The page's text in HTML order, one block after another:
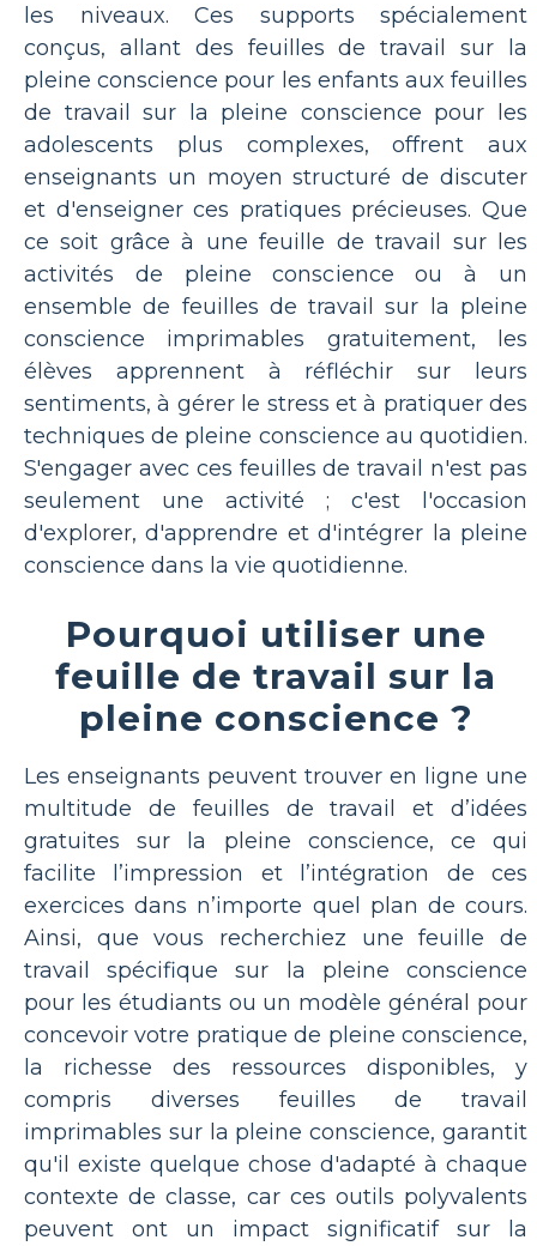
les niveaux. Ces supports spécialement
conçus, allant des feuilles de travail sur la
pleine conscience pour les enfants aux feuilles
de travail sur la pleine conscience pour les
adolescents plus complexes, offrent aux
enseignants un moyen structuré de discuter
et d'enseigner ces pratiques précieuses. Que
ce soit grâce à une feuille de travail sur les
activités de pleine conscience ou à un
ensemble de feuilles de travail sur la pleine
conscience imprimables gratuitement, les
élèves apprennent à réfléchir sur leurs
sentiments, à gérer le stress et à pratiquer des
techniques de pleine conscience au quotidien.
S'engager avec ces feuilles de travail n'est pas
seulement une activité ; c'est l'occasion
d'explorer, d'apprendre et d'intégrer la pleine
conscience dans la vie quotidienne.
Pourquoi utiliser une
feuille de travail sur la
pleine conscience ?
Les enseignants peuvent trouver en ligne une
multitude de feuilles de travail et d’idées
gratuites sur la pleine conscience, ce qui
facilite l’impression et l’intégration de ces
exercices dans n’importe quel plan de cours.
Ainsi, que vous recherchiez une feuille de
travail spécifique sur la pleine conscience
pour les étudiants ou un modèle général pour
concevoir votre pratique de pleine conscience,
la richesse des ressources disponibles, y
compris diverses feuilles de travail
imprimables sur la pleine conscience, garantit
qu'il existe quelque chose d'adapté à chaque
contexte de classe, car ces outils polyvalents
peuvent ont un impact significatif sur la